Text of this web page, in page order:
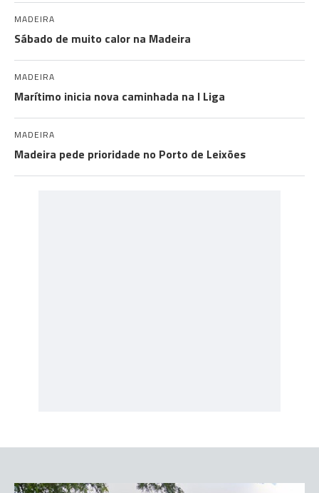
MADEIRA
Sábado de muito calor na Madeira
MADEIRA
Marítimo inicia nova caminhada na I Liga
MADEIRA
Madeira pede prioridade no Porto de Leixões